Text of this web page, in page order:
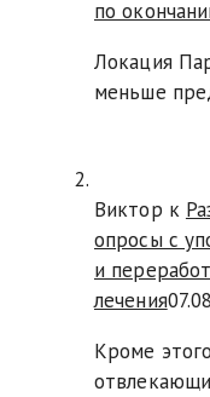
по
Локация
меньше
Виктор к
опросы с
и
лечения
Кроме